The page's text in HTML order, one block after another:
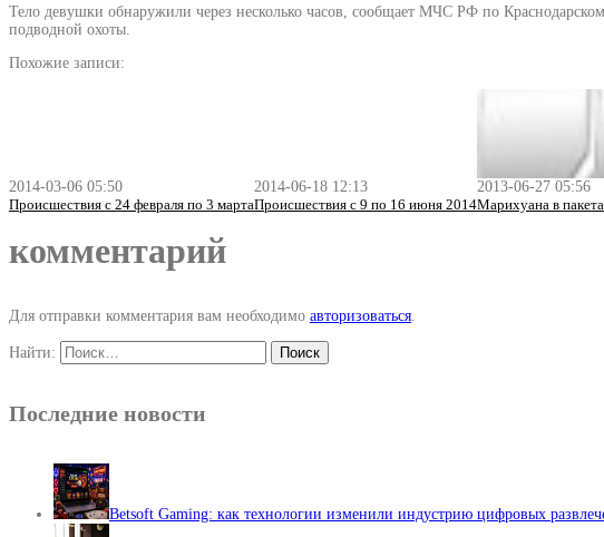
Тело девушки обнаружили через несколько часов, сообщает МЧС РФ по
подводной охоты.
Похожие записи:
2014-03-06 05:50
Происшествия с 24 февраля по 3 марта
2014-06-18 12:13
Происшествия с 9 по 16 июня 2014
2013-06-27 05:56
Марихуана в
комментарий
Для отправки комментария вам необходимо авторизоваться
Найти:
Последние новости
Betsoft Gaming: как технологии изменили индустрию цифровых